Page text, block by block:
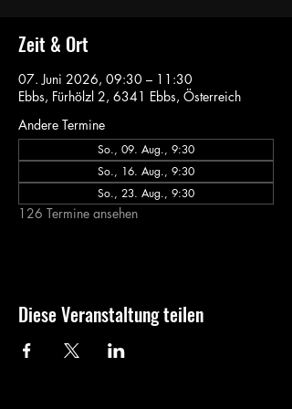
Zeit & Ort
07. Juni 2026, 09:30 – 11:30
Ebbs, Fürhölzl 2, 6341 Ebbs, Österreich
Andere Termine
So., 09. Aug., 9:30
So., 16. Aug., 9:30
So., 23. Aug., 9:30
126 Termine ansehen
Diese Veranstaltung teilen